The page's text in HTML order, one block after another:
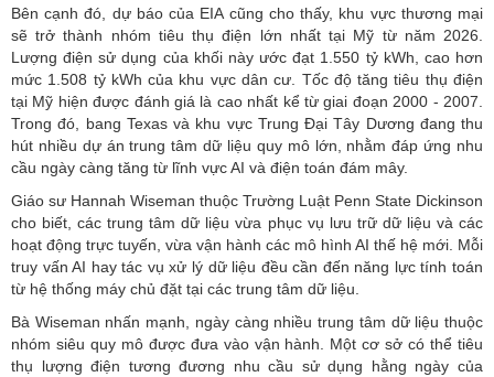
Bên cạnh đó, dự báo của EIA cũng cho thấy, khu vực thương mại
sẽ trở thành nhóm tiêu thụ điện lớn nhất tại Mỹ từ năm 2026.
Lượng điện sử dụng của khối này ước đạt 1.550 tỷ kWh, cao hơn
mức 1.508 tỷ kWh của khu vực dân cư. Tốc độ tăng tiêu thụ điện
tại Mỹ hiện được đánh giá là cao nhất kể từ giai đoạn 2000 - 2007.
Trong đó, bang Texas và khu vực Trung Đại Tây Dương đang thu
hút nhiều dự án trung tâm dữ liệu quy mô lớn, nhằm đáp ứng nhu
cầu ngày càng tăng từ lĩnh vực AI và điện toán đám mây.
Giáo sư Hannah Wiseman thuộc Trường Luật Penn State Dickinson
cho biết, các trung tâm dữ liệu vừa phục vụ lưu trữ dữ liệu và các
hoạt động trực tuyến, vừa vận hành các mô hình AI thế hệ mới. Mỗi
truy vấn AI hay tác vụ xử lý dữ liệu đều cần đến năng lực tính toán
từ hệ thống máy chủ đặt tại các trung tâm dữ liệu.
Bà Wiseman nhấn mạnh, ngày càng nhiềutrung tâm dữ liệu thuộc
nhóm siêu quy mô được đưa vào vận hành. Một cơ sở có thể tiêu
thụ lượng điện tương đương nhu cầu sử dụng hằng ngày của